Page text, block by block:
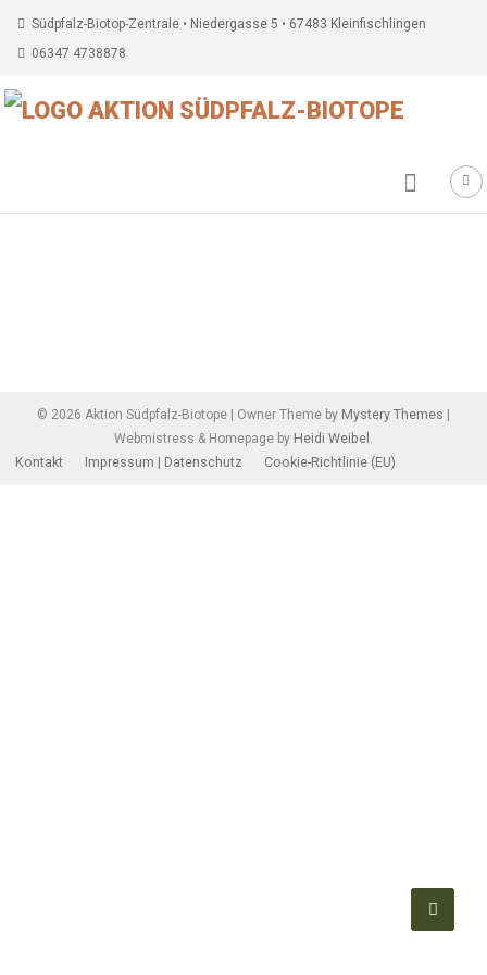
Südpfalz-Biotop-Zentrale • Niedergasse 5 • 67483 Kleinfischlingen
06347 4738878
© 2026 Aktion Südpfalz-Biotope Owner Theme by Mystery Themes
Webmistress & Homepage by Heidi Weibel .
Kontakt Impressum | Datenschutz Cookie-Richtlinie (EU)